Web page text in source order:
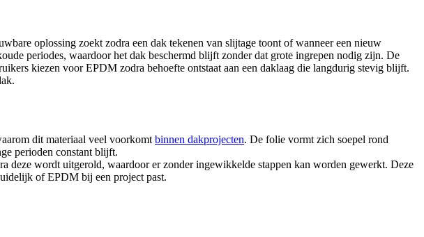
oplossing zoekt zodra een dak tekenen van slijtage toont of wanneer een nieuw
periodes, waardoor het dak beschermd blijft zonder dat grote ingrepen nodig zijn. De
kiezen voor EPDM zodra behoefte ontstaat aan een daklaag die langdurig stevig blijft.
dit materiaal veel voorkomt binnen dakprojecten. De folie vormt zich soepel rond
perioden constant blijft.
wordt uitgerold, waardoor er zonder ingewikkelde stappen kan worden gewerkt. Deze
of EPDM bij een project past.